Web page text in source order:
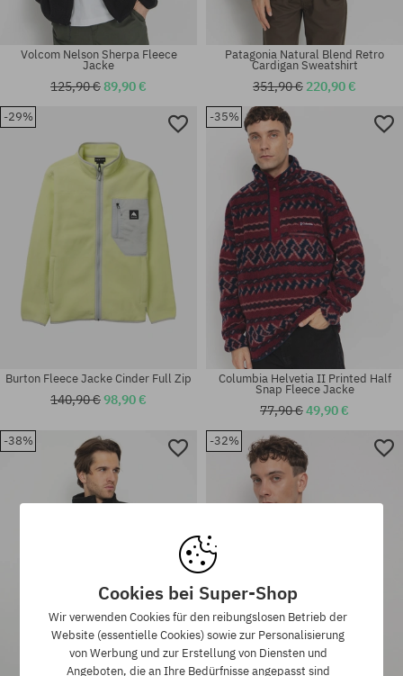
Verfügbare Größen:
Verfügbare Größen:
Volcom Nelson Sherpa Fleece
Jacke
125,90 €89,90 €
Verfügbare Größen:
Patagonia Natural Blend Retro
Cardigan Sweatshirt
351,90 € 220,90 €
-29%
Burton Fleece Jacke Cinder Full Zip
140,90 €98,90 €
-35%
Columbia Helvetia II Printed Half
Snap Fleece Jacke
77,90 €49,90 €
-38% -32%
Cookies bei Super-Shop
Wir verwenden Cookies für den reibungslosen Betrieb der
Website (essentielle Cookies) sowie zur Personalisierung
von Werbung und zur Erstellung von Diensten und
Angeboten, die an Ihre Bedürfnisse angepasst sind